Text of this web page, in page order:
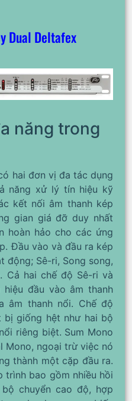
Dual Deltafex
năng trong
hai đơn vị đa tác dụng
năng xử lý tín hiệu kỹ
kết nối âm thanh kép
gian giá đỡ duy nhất
hoàn hảo cho các ứng
Đầu vào và đầu ra kép
động; Sê-ri, Song song,
Cả hai chế độ Sê-ri và
đầu vào âm thanh
âm thanh nổi. Chế độ
bị giống hệt như hai bộ
riêng biệt. Sum Mono
Mono, ngoại trừ việc nó
thành một cặp đầu ra.
trình bao gồm nhiều hồi
chuyển cao độ, hợp